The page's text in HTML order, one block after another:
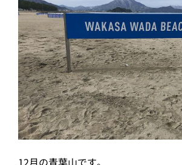
12月の青葉山です。